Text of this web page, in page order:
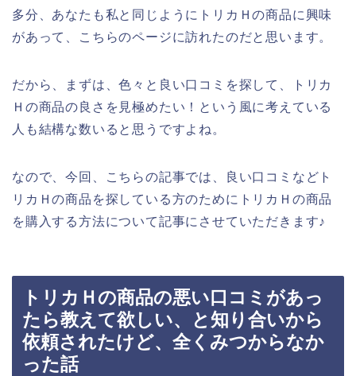
多分、あなたも私と同じようにトリカＨの商品に興味
があって、こちらのページに訪れたのだと思います。
だから、まずは、色々と良い口コミを探して、トリカ
Ｈの商品の良さを見極めたい！という風に考えている
人も結構な数いると思うですよね。
なので、今回、こちらの記事では、良い口コミなどト
リカＨの商品を探している方のためにトリカＨの商品
を購入する方法について記事にさせていただきます♪
トリカＨの商品の悪い口コミがあっ
たら教えて欲しい、と知り合いから
依頼されたけど、全くみつからなか
った話